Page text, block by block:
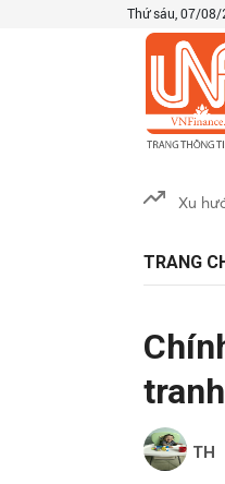
Thứ sáu, 07/08/
Xu
TRANG
TH